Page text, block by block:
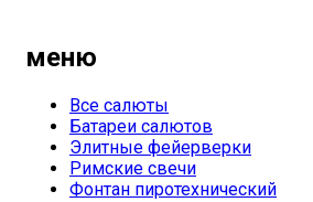
меню
Все салюты
Батареи салютов
Элитные фейерверки
Римские свечи
Фонтан пиротехнический